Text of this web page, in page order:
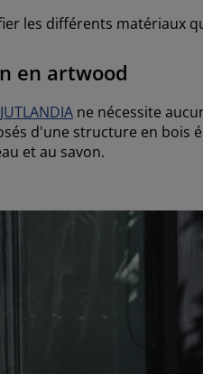
les différents matériaux
en artwood
ne nécessite
d'une structure en bois
et au savon.